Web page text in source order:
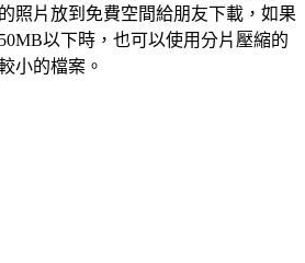
照片放到免費空間給朋友下載，如果
以下時，也可以使用分片壓縮的
小的檔案。